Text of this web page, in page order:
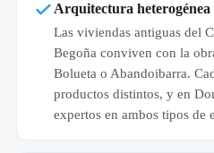
Arquitectura heterogénea
Las viviendas antiguas del
Begoña conviven con la
Bolueta o Abandoibarra.
productos distintos, y en
expertos en ambos tipos de